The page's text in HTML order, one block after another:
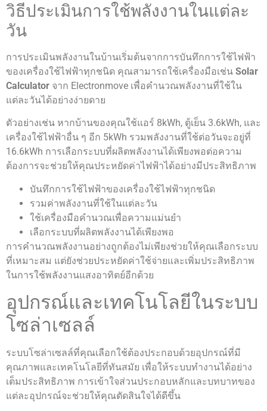
วิธีประเมินการใช้พลังงานในแต่ละ
วัน
การประเมินพลังงานในบ้านเริ่มต้นจากการบันทึกการใช้ไฟฟ้า
ของเครื่องใช้ไฟฟ้าทุกชนิด คุณสามารถใช้เครื่องมือเช่น Solar
Calculator จาก Electronmove เพื่อคำนวณพลังงานที่ใช้ใน
แต่ละวันได้อย่างง่ายดาย
ตัวอย่างเช่น หากบ้านของคุณใช้แอร์ 8kWh, ตู้เย็น 3.6kWh, และ
เครื่องใช้ไฟฟ้าอื่น ๆ อีก 5kWh รวมพลังงานที่ใช้ต่อวันจะอยู่ที่
16.6kWh การเลือกระบบที่ผลิตพลังงานได้เพียงพอต่อความ
ต้องการจะช่วยให้คุณประหยัดค่าไฟฟ้าได้อย่างมีประสิทธิภาพ
บันทึกการใช้ไฟฟ้าของเครื่องใช้ไฟฟ้าทุกชนิด
รวมค่าพลังงานที่ใช้ในแต่ละวัน
ใช้เครื่องมือคำนวณเพื่อความแม่นยำ
เลือกระบบที่ผลิตพลังงานได้เพียงพอ
การคำนวณพลังงานอย่างถูกต้องไม่เพียงช่วยให้คุณเลือกระบบ
ที่เหมาะสม แต่ยังช่วยประหยัดค่าใช้จ่ายและเพิ่มประสิทธิภาพ
ในการใช้พลังงานแสงอาทิตย์อีกด้วย
อุปกรณ์และเทคโนโลยีในระบบ
โซล่าเซลล์
ระบบโซล่าเซลล์ที่คุณเลือกใช้ต้องประกอบด้วยอุปกรณ์ที่มี
คุณภาพและเทคโนโลยีที่ทันสมัย เพื่อให้ระบบทำงานได้อย่าง
เต็มประสิทธิภาพ การเข้าใจส่วนประกอบหลักและบทบาทของ
แต่ละอุปกรณ์จะช่วยให้คุณตัดสินใจได้ดีขึ้น